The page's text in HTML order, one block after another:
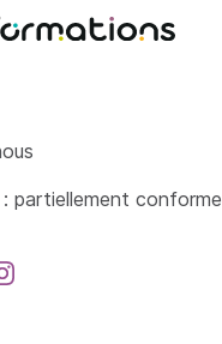
partiellement conforme